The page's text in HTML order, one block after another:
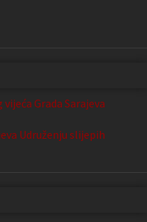
Grada Sarajeva
Udruženju slijepih